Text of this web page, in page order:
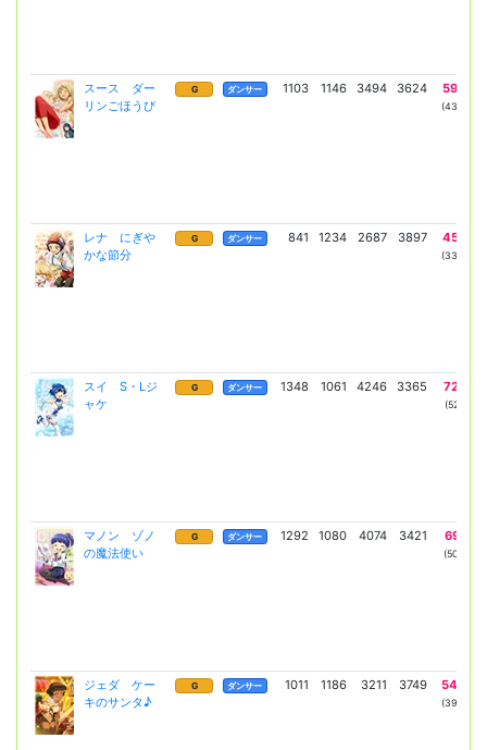
スース ダー
リンごほうび
G ダンサー 1103 1146 3494 3624 5949
(4343)
レナ にぎや
かな節分
G ダンサー 841 1234 2687 3897 4567
(3334)
スイ S・Lジ
ャケ
G ダンサー 1348 1061 4246 3365 7236
(5282)
マノン ゾノ
の魔法使い
G ダンサー 1292 1080 4074 3421 6941
(5067)
ジェダ ケー
キのサンタ♪
G ダンサー 1011 1186 3211 3749 5464
(3989)